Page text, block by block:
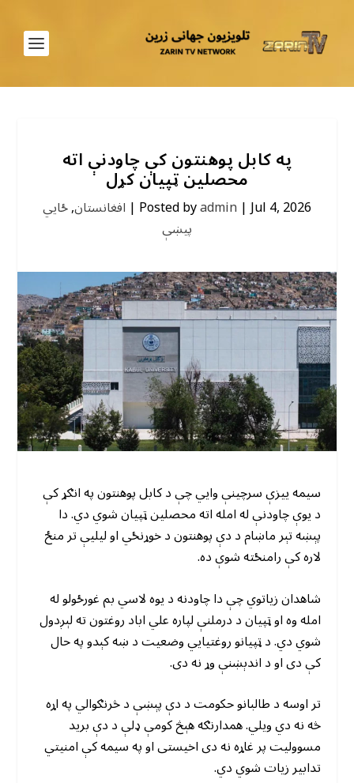
په کابل پوهنتون کې چاودنې اته
محصلین ټپیان کړل
Posted byadmin |Jul 4, 2026
| افغانستان,ځايي
پیښې
سیمه ییزې سرچینې وايي چې د کابل پوهنتون په انګړ کې
د یوې چاودنې له امله اته محصلین ټپیان شوي دي. دا
پېښه تېر ماښام د دې پوهنتون د خوړنځي او لیلیې تر منځ
لاره کې رامنځته شوې ده.
شاهدان زیاتوي چې دا چاودنه د یوه لاسي بم غورځولو له
امله وه او ټپیان د درملنې لپاره علي اباد روغتون ته لېږدول
شوي دي. د ټپیانو روغتیایي وضعیت د ښه کېدو په حال
کې دی او د اندېښنې وړ نه دی.
تر اوسه د طالبانو حکومت د دې پېښې د څرنګوالي په اړه
څه نه دي ویلي. همدارنګه هېڅ کومې ډلې د دې برید
مسوولیت پر غاړه نه دی اخیستی او په سیمه کې امنیتي
تدابیر زیات شوي دي.